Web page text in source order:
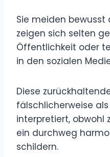
Sie meiden
zeigen sich selten
Öffentlichkeit oder
in den sozialen
Diese
fälschlicherweise
interpretiert, obwohl
ein durchweg
schildern.